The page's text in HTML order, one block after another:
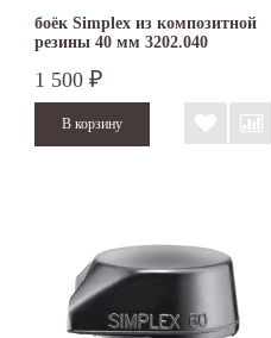
боёк Simplex из композитной
резины 40 мм 3202.040
1 500 ₽